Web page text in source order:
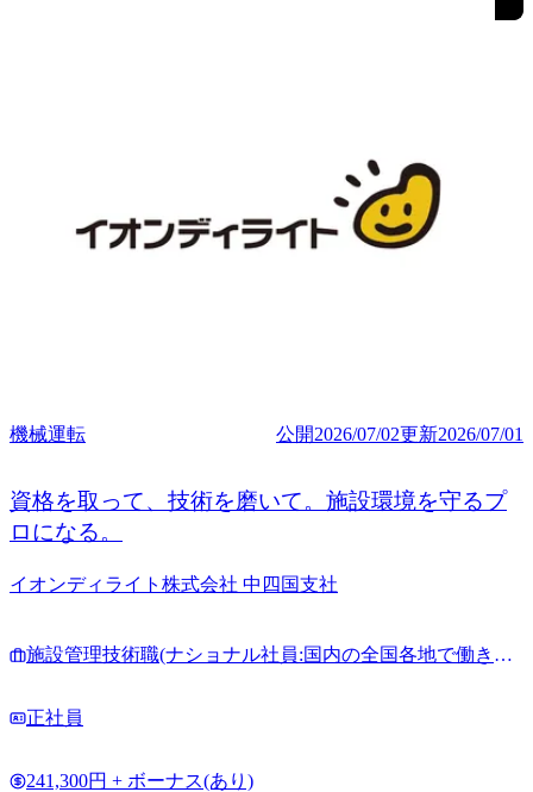
機械運転 公開2026/07/02更新2026/07/01
資格を取って、技術を磨いて。施設環境を守るプ
ロになる。
イオンディライト株式会社 中四国支社
施設管理技術職(ナショナル社員:国内の全国各地で働きた
正社員
241,300円 + ボーナス(あり)